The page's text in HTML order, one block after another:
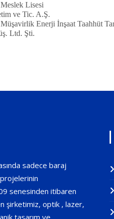
Lisesi
ve Tic. A.Ş.
Enerji İnşaat Taahhüt
Ltd. Şti.
sadece baraj
senesinden itibaren
şirketimiz, optik , lazer,
tasarım ve